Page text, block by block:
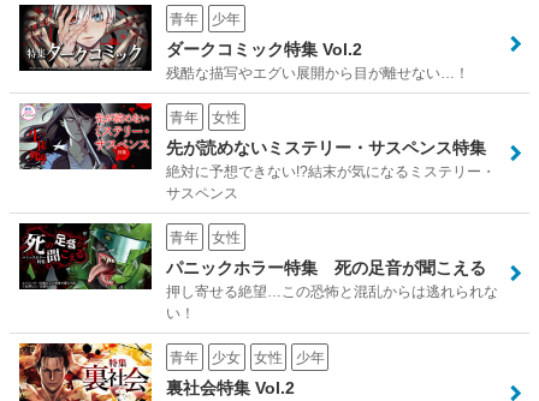
青年 少年
ダークコミック特集 Vol.2
残酷な描写やエグい展開から目が離せない…！
青年 女性
先が読めないミステリー・サスペンス特集
絶対に予想できない!?結末が気になるミステリー・
サスペンス
青年 女性
パニックホラー特集 死の足音が聞こえる
押し寄せる絶望…この恐怖と混乱からは逃れられな
い！
青年 少女 女性 少年
裏社会特集 Vol.2